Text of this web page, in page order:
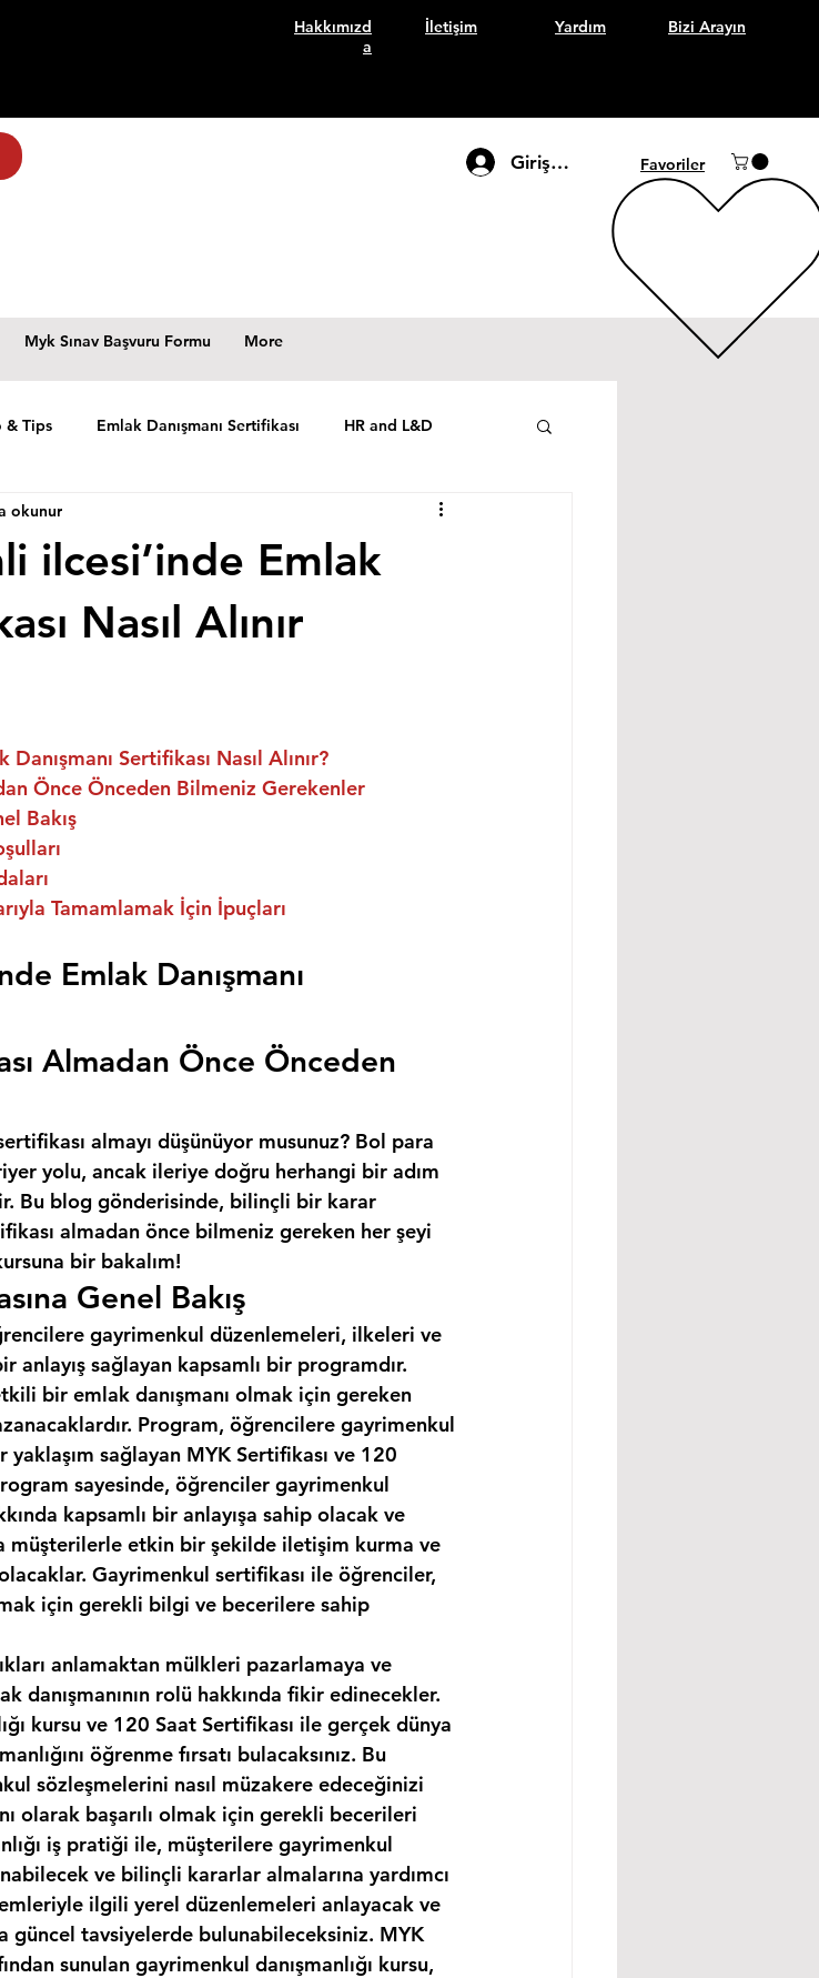
Hakkımızd
a
İletişim Yardım Bizi Arayın
Giriş Yap Favoriler
Myk Sınav Başvuru Formu More
& Tips Emlak Danışmanı Sertifikası HR and L&D
ilcesi’inde Emlak
Nasıl Alınır
okunur
Sertifikası Nasıl Alınır?
Önce Önceden Bilmeniz Gerekenler
Bakış
Tamamlamak İçin İpuçları
Emlak Danışmanı
Almadan Önce Önceden
almayı düşünüyor musunuz? Bol para
yolu, ancak ileriye doğru herhangi bir adım
Bu blog gönderisinde, bilinçli bir karar
almadan önce bilmeniz gereken her şeyi
bir bakalım!
Genel Bakış
gayrimenkul düzenlemeleri, ilkeleri ve
anlayış sağlayan kapsamlı bir programdır.
bir emlak danışmanı olmak için gereken
Program, öğrencilere gayrimenkul
sağlayan MYK Sertifikası ve 120
sayesinde, öğrenciler gayrimenkul
kapsamlı bir anlayışa sahip olacak ve
müşterilerle etkin bir şekilde iletişim kurma ve
Gayrimenkul sertifikası ile öğrenciler,
için gerekli bilgi ve becerilere sahip
anlamaktan mülkleri pazarlamaya ve
danışmanının rolü hakkında fikir edinecekler.
kursu ve 120 Saat Sertifikası ile gerçek dünya
öğrenme fırsatı bulacaksınız. Bu
sözleşmelerini nasıl müzakere edeceğinizi
olarak başarılı olmak için gerekli becerileri
iş pratiği ile, müşterilere gayrimenkul
ve bilinçli kararlar almalarına yardımcı
ilgili yerel düzenlemeleri anlayacak ve
tavsiyelerde bulunabileceksiniz. MYK
sunulan gayrimenkul danışmanlığı kursu,